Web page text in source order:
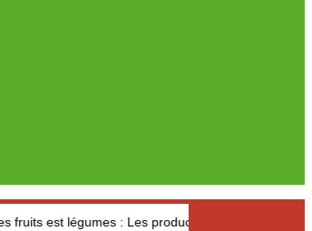
: Les producteurs des Aures s’interrogent sur le